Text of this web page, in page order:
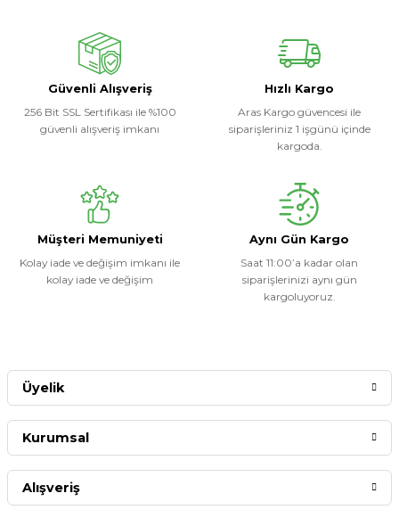
Güvenli Alışveriş
256 Bit SSL Sertifikası ile %100
güvenli alışveriş imkanı
Hızlı Kargo
Aras Kargo güvencesi ile
siparişleriniz 1 işgünü içinde
kargoda.
Müşteri Memuniyeti
Kolay iade ve değişim imkanı ile
kolay iade ve değişim
Aynı Gün Kargo
Saat 11:00’a kadar olan
siparişlerinizi aynı gün
kargoluyoruz.
Üyelik
Kurumsal
Alışveriş